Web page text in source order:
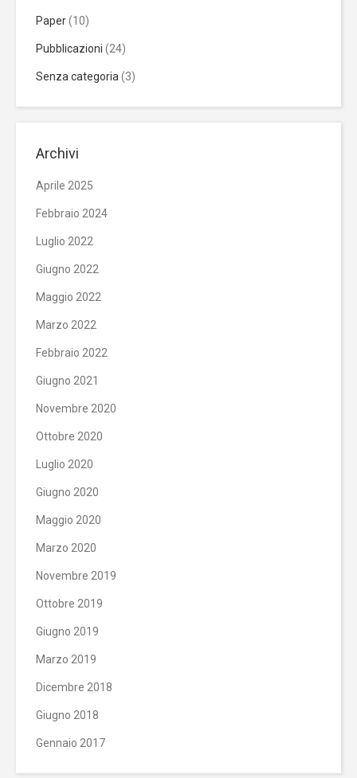
Paper(10)
Pubblicazioni (24)
Senza categoria (3)
Archivi
Aprile 2025
Febbraio 2024
Luglio 2022
Giugno 2022
Maggio 2022
Marzo 2022
Febbraio 2022
Giugno 2021
Novembre 2020
Ottobre 2020
Luglio 2020
Giugno 2020
Maggio 2020
Marzo 2020
Novembre 2019
Ottobre 2019
Giugno 2019
Marzo 2019
Dicembre 2018
Giugno 2018
Gennaio 2017